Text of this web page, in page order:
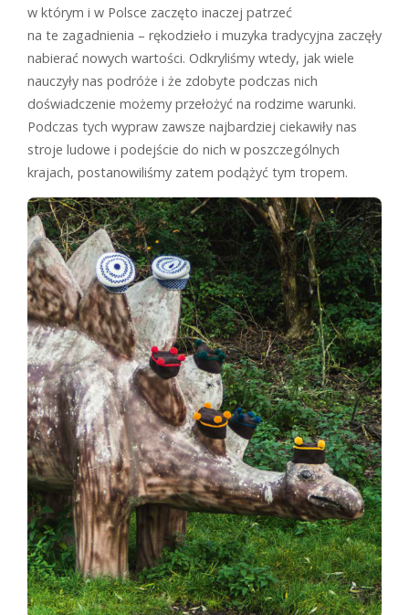
w którym i w Polsce zaczęto inaczej patrzeć
na te zagadnienia – rękodzieło i muzyka tradycyjna zaczęły
nabierać nowych wartości. Odkryliśmy wtedy, jak wiele
nauczyły nas podróże i że zdobyte podczas nich
doświadczenie możemy przełożyć na rodzime warunki.
Podczas tych wypraw zawsze najbardziej ciekawiły nas
stroje ludowe i podejście do nich w poszczególnych
krajach, postanowiliśmy zatem podążyć tym tropem.